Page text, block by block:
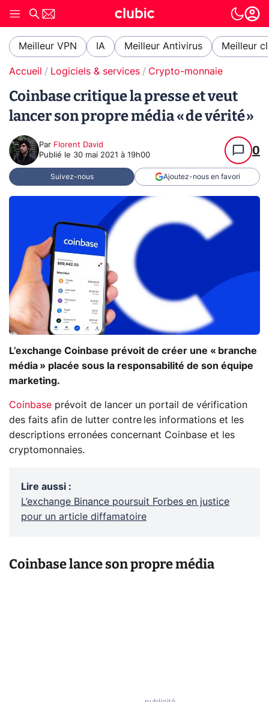
Meilleur VPN IA Meilleur Antivirus Meilleur
Accueil Logiciels & services Crypto-monnaie
Coinbase critique la presse et veut
lancer son propre média « de vérité »
Par Florent David
Publié le 30 mai 2021 à 19h00 0
Suivez-nous Ajoutez-nous en favori
L’exchange Coinbase prévoit de créer une « branche
média » placée sous la responsabilité de son équipe
marketing.
Coinbase prévoit de lancer un portail de vérification
des faits afin de lutter contre les informations et les
descriptions erronées concernant Coinbase et les
cryptomonnaies.
Lire aussi :
L’exchange Binance poursuit Forbes en justice
pour un article diffamatoire
Coinbase lance son propre média